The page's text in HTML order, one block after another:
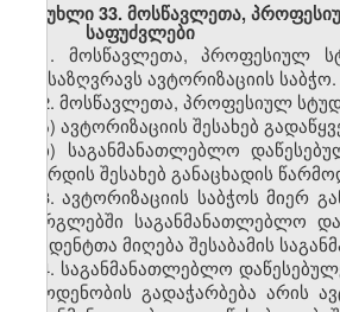
მუხლი33. მოსწავლეთა,
საფუძვლები
1.
მოსწავლეთა, პროფესიულ
განსაზღვრავს ავტორიზაციის საბჭო.
2. მოსწავლეთა, პროფესიულ
ა) ავტორიზაციის შესახებ
ბ) საგანმანათლებლო
გაზრდის შესახებ განაცხადის
3. ავტორიზაციის საბჭოს მიერ
ფარგლებში საგანმანათლებლო
სტუდენტთა მიღება შესაბამის
4. საგანმანათლებლო
რაოდენობის გადაჭარბება არის